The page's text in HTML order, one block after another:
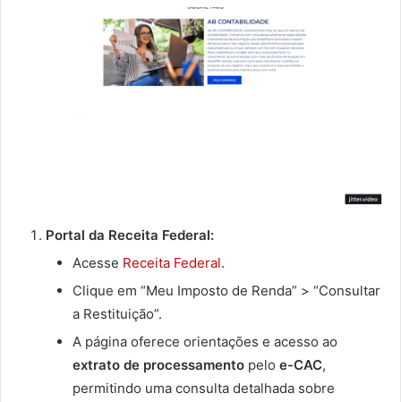
Portal da Receita Federal:
Acesse Receita Federal.
Clique em “Meu Imposto de Renda” > “Consultar
a Restituição”.
A página oferece orientações e acesso ao
extrato de processamento pelo e-CAC,
permitindo uma consulta detalhada sobre